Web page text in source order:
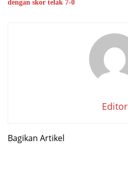
dengan skor telak 7-0
Editor
Bagikan Artikel